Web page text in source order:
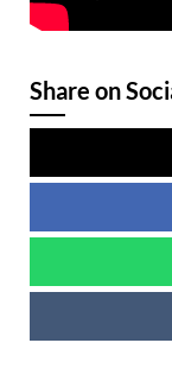
Share on